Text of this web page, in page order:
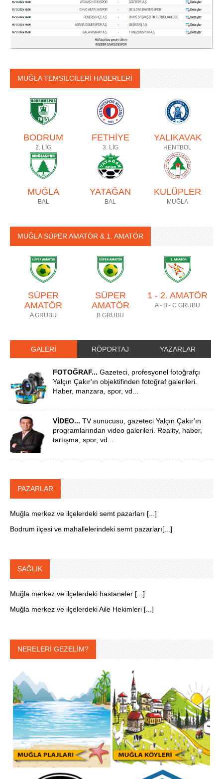
MUĞLA TEMSİLCİLERİ HABERLERİ
BODRUM
2. LİG
FETHİYE
3. LİG
YALIKAVAK
HENTBOL
MUĞLA
BAL
YATAĞAN
BAL
KULÜPLER
MUĞLA
MUĞLA SÜPER AMATÖR & 1. AMATÖR
SÜPER
AMATÖR
A GRUBU
SÜPER
AMATÖR
B GRUBU
1 - 2. AMATÖR
A - B - C GRUBU
GALERİ RÖPORTAJ YAZARLAR
FOTOĞRAF... Gazeteci, profesyonel fotoğrafçı
Yalçın Çakır'ın objektifinden fotoğraf galerileri.
Haber, manzara, spor, vd...
VİDEO... TV sunucusu, gazeteci Yalçın Çakır'ın
programlarından video galerileri. Reality, haber,
tartışma, spor, vd...
PAZARLAR
Muğla merkez ve ilçelerdeki semt pazarları [...]
Bodrum ilçesi ve mahallelerindeki semt pazarları[...]
SAĞLIK
Muğla merkez ve ilçelerdeki hastaneler [...]
Muğla merkez ve ilçelerdeki Aile Hekimleri [...]
NERELERİ GEZELİM?